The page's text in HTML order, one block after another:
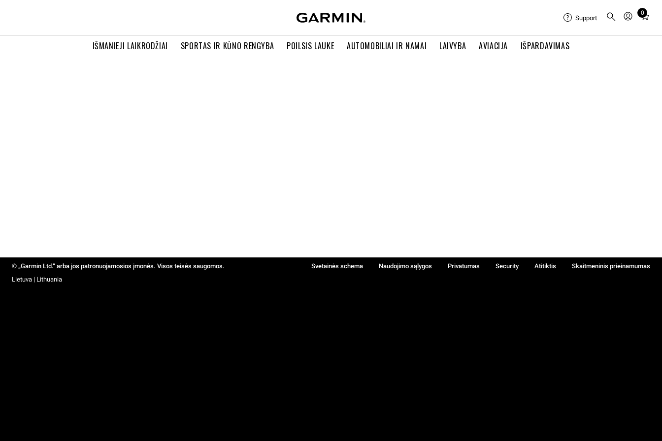
IŠMANIEJI LAIKRODŽIAI SPORTAS IR KŪNO RENGYBA POILSIS LAUKE AUTOMOBILIAI IR NAMAI LAIVYBA AVIACIJA IŠPARDAVIMAS
Support
0
Total
in
© „Garmin Ltd.“ arba jos patronuojamosios įmonės. Visos teisės saugomos. Svetainės schema Naudojimo sąlygos Privatumas Security Atitiktis
Skaitmeninis prieinamumas
Lietuva | Lithuania